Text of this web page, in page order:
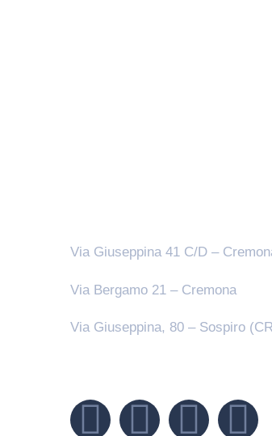
Via Giuseppina 41 C/D –
Via Bergamo 21 – Cremona
Via Giuseppina, 80 – Sospiro